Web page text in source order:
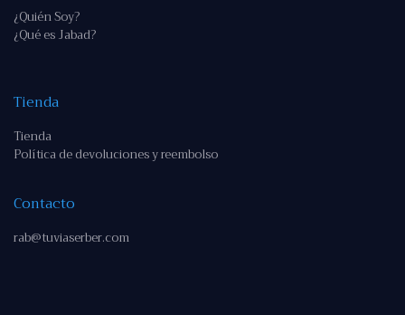
¿Quién Soy?
¿Qué es Jabad?
Tienda
Tienda
Política de devoluciones y reembolso
Contacto
rab@tuviaserber.com